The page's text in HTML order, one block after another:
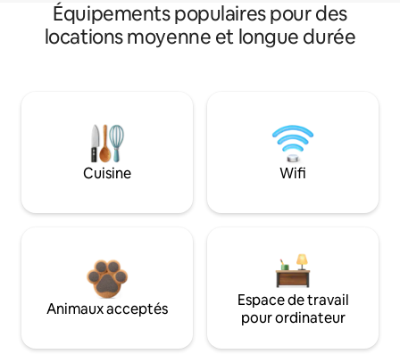
Équipements populaires pour des
locations moyenne et longue durée
Cuisine Wifi
Animaux acceptés
Espace de travail
pour ordinateur